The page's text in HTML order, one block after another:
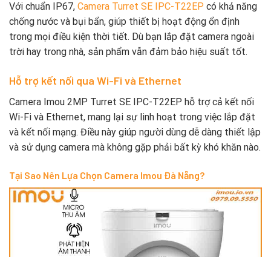
Với chuẩn IP67, Camera Turret SE IPC-T22EP có khả năng
chống nước và bụi bẩn, giúp thiết bị hoạt động ổn định
trong mọi điều kiện thời tiết. Dù bạn lắp đặt camera ngoài
trời hay trong nhà, sản phẩm vẫn đảm bảo hiệu suất tốt.
Hỗ trợ kết nối qua Wi-Fi và Ethernet
Camera Imou 2MP Turret SE IPC-T22EP hỗ trợ cả kết nối
Wi-Fi và Ethernet, mang lại sự linh hoạt trong việc lắp đặt
và kết nối mạng. Điều này giúp người dùng dễ dàng thiết lập
và sử dụng camera mà không gặp phải bất kỳ khó khăn nào.
Tại Sao Nên Lựa Chọn Camera Imou Đà Nẵng?